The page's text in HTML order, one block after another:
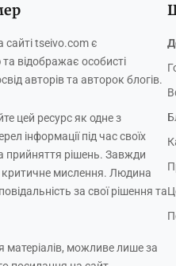
сайті tseivo.com є
відображає особисті
авторів та авторок блогів.
цей ресурс як одне з
інформації під час своїх
прийняття рішень. Завжди
критичне мислення. Людина
за свої рішення та
матеріалів, можливе лише за